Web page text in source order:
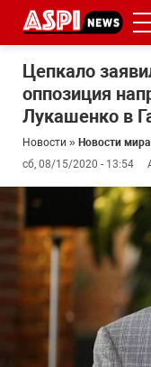
Цепкало
оппозиция
Лукашенко в
Новости » Новости мира
сб, 08/15/2020 - 13:54
#ООС
#боротьба
з
корупцією